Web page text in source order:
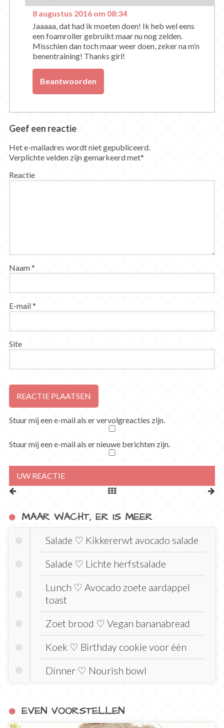
8 augustus 2016 om 08:34
Jaaaaa, dat had ik moeten doen! Ik heb wel eens
een foamroller gebruikt maar nu nog zelden.
Misschien dan toch maar weer doen, zeker na m’n
benentraining! Thanks girl!
Beantwoorden
Geef een reactie
Het e-mailadres wordt niet gepubliceerd.
Verplichte velden zijn gemarkeerd met*
Reactie
Naam*
E-mail*
Site
Stuur mij een e-mail als er vervolgreacties zijn.
Stuur mij een e-mail als er nieuwe berichten zijn.
MAAR WACHT, ER IS MEER
Salade ♡ Kikkererwt avocado salade
Salade ♡ Lichte herfstsalade
Lunch ♡ Avocado zoete aardappel
toast
Zoet brood ♡ Vegan bananabread
Koek ♡ Birthday cookie voor één
Dinner ♡ Nourish bowl
EVEN VOORSTELLEN